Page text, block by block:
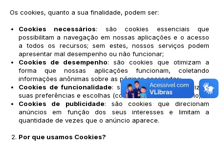
Os cookies, quanto a sua finalidade, podem ser:
Cookies necessários: são cookies essenciais que
possibilitam a navegação em nossas aplicações e o acesso
a todos os recursos; sem estes, nossos serviços podem
apresentar mal desempenho ou não funcionar;
Cookies de desempenho: são cookies que otimizam a
forma que nossas aplicações funcionam, coletando
informações anônimas sobre as páginas acessadas;
Cookies de funcionalidade: são cookies que memorizam
suas preferências e escolhas (como seu nome de usuário);
Cookies de publicidade: são cookies que direcionam
anúncios em função dos seus interesses e limitam a
quantidade de vezes que o anúncio aparece.
Por que usamos Cookies?